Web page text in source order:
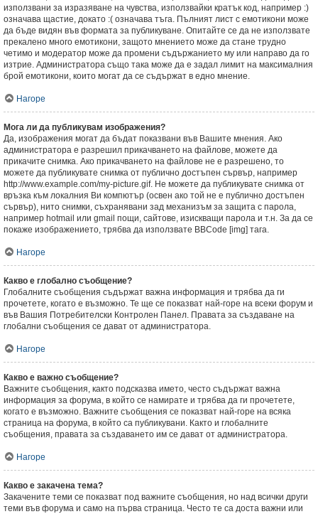
използвани за изразяване на чувства, използвайки кратък код, например :)
означава щастие, докато :( означава тъга. Пълният лист с емотикони може
да бъде видян във формата за публикуване. Опитайте се да не използвате
прекалено много емотикони, защото мнението може да стане трудно
четимо и модератор може да промени съдържанието му или направо да го
изтрие. Администратора също така може да е задал лимит на максималния
брой емотикони, които могат да се съдържат в едно мнение.
Нагоре
Мога ли да публикувам изображения?
Да, изображения могат да бъдат показвани във Вашите мнения. Ако
администратора е разрешил прикачването на файлове, можете да
прикачите снимка. Ако прикачването на файлове не е разрешено, то
можете да публикувате снимка от публично достъпен сървър, например
http://www.example.com/my-picture.gif. Не можете да публикувате снимка от
връзка към локалния Ви компютър (освен ако той не е публично достъпен
сървър), нито снимки, съхранявани зад механизъм за защита с парола,
например hotmail или gmail пощи, сайтове, изискващи парола и т.н. За да се
покаже изображението, трябва да използвате BBCode [img] тага.
Нагоре
Какво е глобално съобщение?
Глобалните съобщения съдържат важна информация и трябва да ги
прочетете, когато е възможно. Те ще се показват най-горе на всеки форум и
във Вашия Потребителски Контролен Панел. Правата за създаване на
глобални съобщения се дават от администратора.
Нагоре
Какво е важно съобщение?
Важните съобщения, както подсказва името, често съдържат важна
информация за форума, в който се намирате и трябва да ги прочетете,
когато е възможно. Важните съобщения се показват най-горе на всяка
страница на форума, в който са публикувани. Както и глобалните
съобщения, правата за създаването им се дават от администратора.
Нагоре
Какво е закачена тема?
Закачените теми се показват под важните съобщения, но над всички други
теми във форума и само на първа страница. Често те са доста важни или